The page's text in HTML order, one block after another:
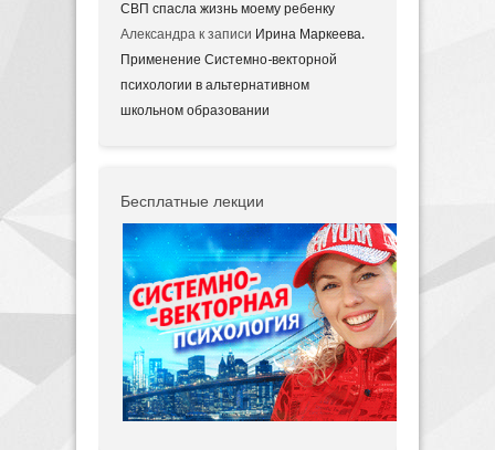
СВП спасла жизнь моему ребенку
Александра к записи Ирина Маркеева.
Применение Системно-векторной
психологии в альтернативном
школьном образовании
Бесплатные лекции